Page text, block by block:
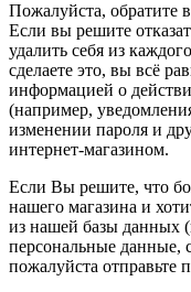
Пожалуйста, обратите
Если вы решите
удалить себя из
сделаете это, вы всё
информацией о
(например,
изменении пароля и
интернет-магазином.
Если Вы решите, что
нашего магазина и
из нашей базы данных
персональные данные,
пожалуйста отправьте